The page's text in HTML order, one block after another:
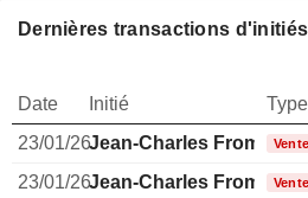
Dernières transactions d'initiés
Date Initié Type
23/01/26Jean-Charles Fromage
Vente
23/01/26Jean-Charles Fromage
Vente